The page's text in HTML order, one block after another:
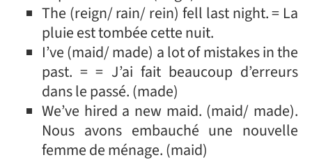
The (reign/ rain/ rein) fell last night. = La
pluie est tombée cette nuit.
I’ve (maid/ made) a lot of mistakes in the
past. = = J’ai fait beaucoup d’erreurs
dans le passé. (made)
We’ve hired a new maid. (maid/ made).
Nous avons embauché une nouvelle
femme de ménage. (maid)